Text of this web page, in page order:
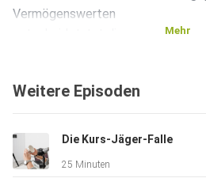
Vermögenswerten
entscheidet, tut diese aus eigener
haften, wenn
Anlageentscheidungen
treffen und dadurch Verluste
Mehr
Weitere Episoden
Die Kurs-Jäger-Falle
25 Minuten